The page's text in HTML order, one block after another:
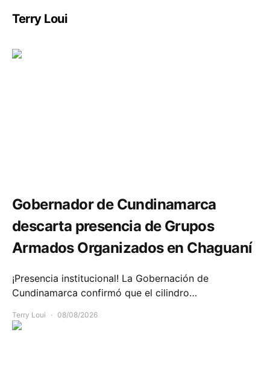
Terry Loui
Gobernador de Cundinamarca
descarta presencia de Grupos
Armados Organizados en Chaguaní
¡Presencia institucional! La Gobernación de
Cundinamarca confirmó que el cilindro…
Terry Loui 08/08/2026